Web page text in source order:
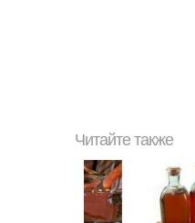
Читайте также